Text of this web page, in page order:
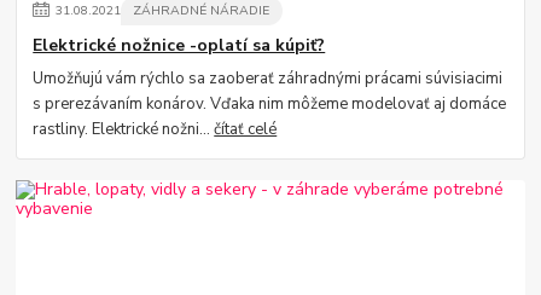
31.08.2021 ZÁHRADNÉ NÁRADIE
Elektrické nožnice -oplatí sa kúpiť?
Umožňujú vám rýchlo sa zaoberať záhradnými prácami súvisiacimi
s prerezávaním konárov. Vďaka nim môžeme modelovať aj domáce
rastliny. Elektrické nožni...čítať celé